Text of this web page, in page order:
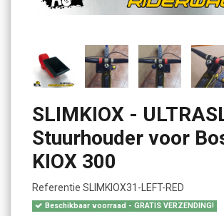
SLIMKIOX -
Stuurhouder voor
KIOX 300
Referentie SLIMKIOX31-LEFT-RED
Beschikbaar voorraad - GRATIS VERZENDING!